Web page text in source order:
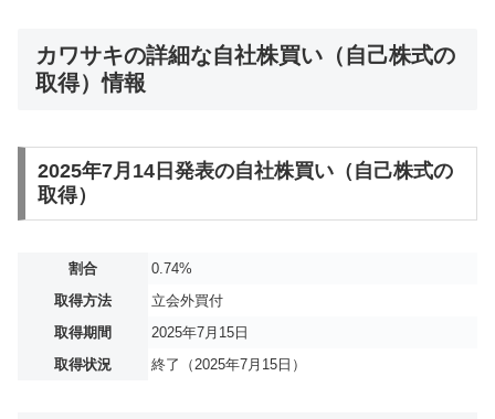
カワサキの詳細な自社株買い（自己株式の
取得）情報
2025年7月14日発表の自社株買い（自己株式の
取得）
割合
0.74%
取得方法
立会外買付
取得期間
2025年7月15日
取得状況
終了（2025年7月15日）